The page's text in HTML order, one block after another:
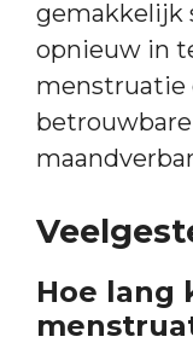
gemakkelijk
opnieuw in
menstruatie
Hoe lang